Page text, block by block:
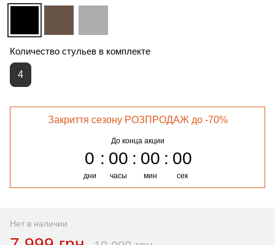
Количество стульев в комплекте
4
Закриття сезону РОЗПРОДАЖ до -70%
До конца акции
0
дни
00
часы
00
мин
00
сек
Нет в наличии